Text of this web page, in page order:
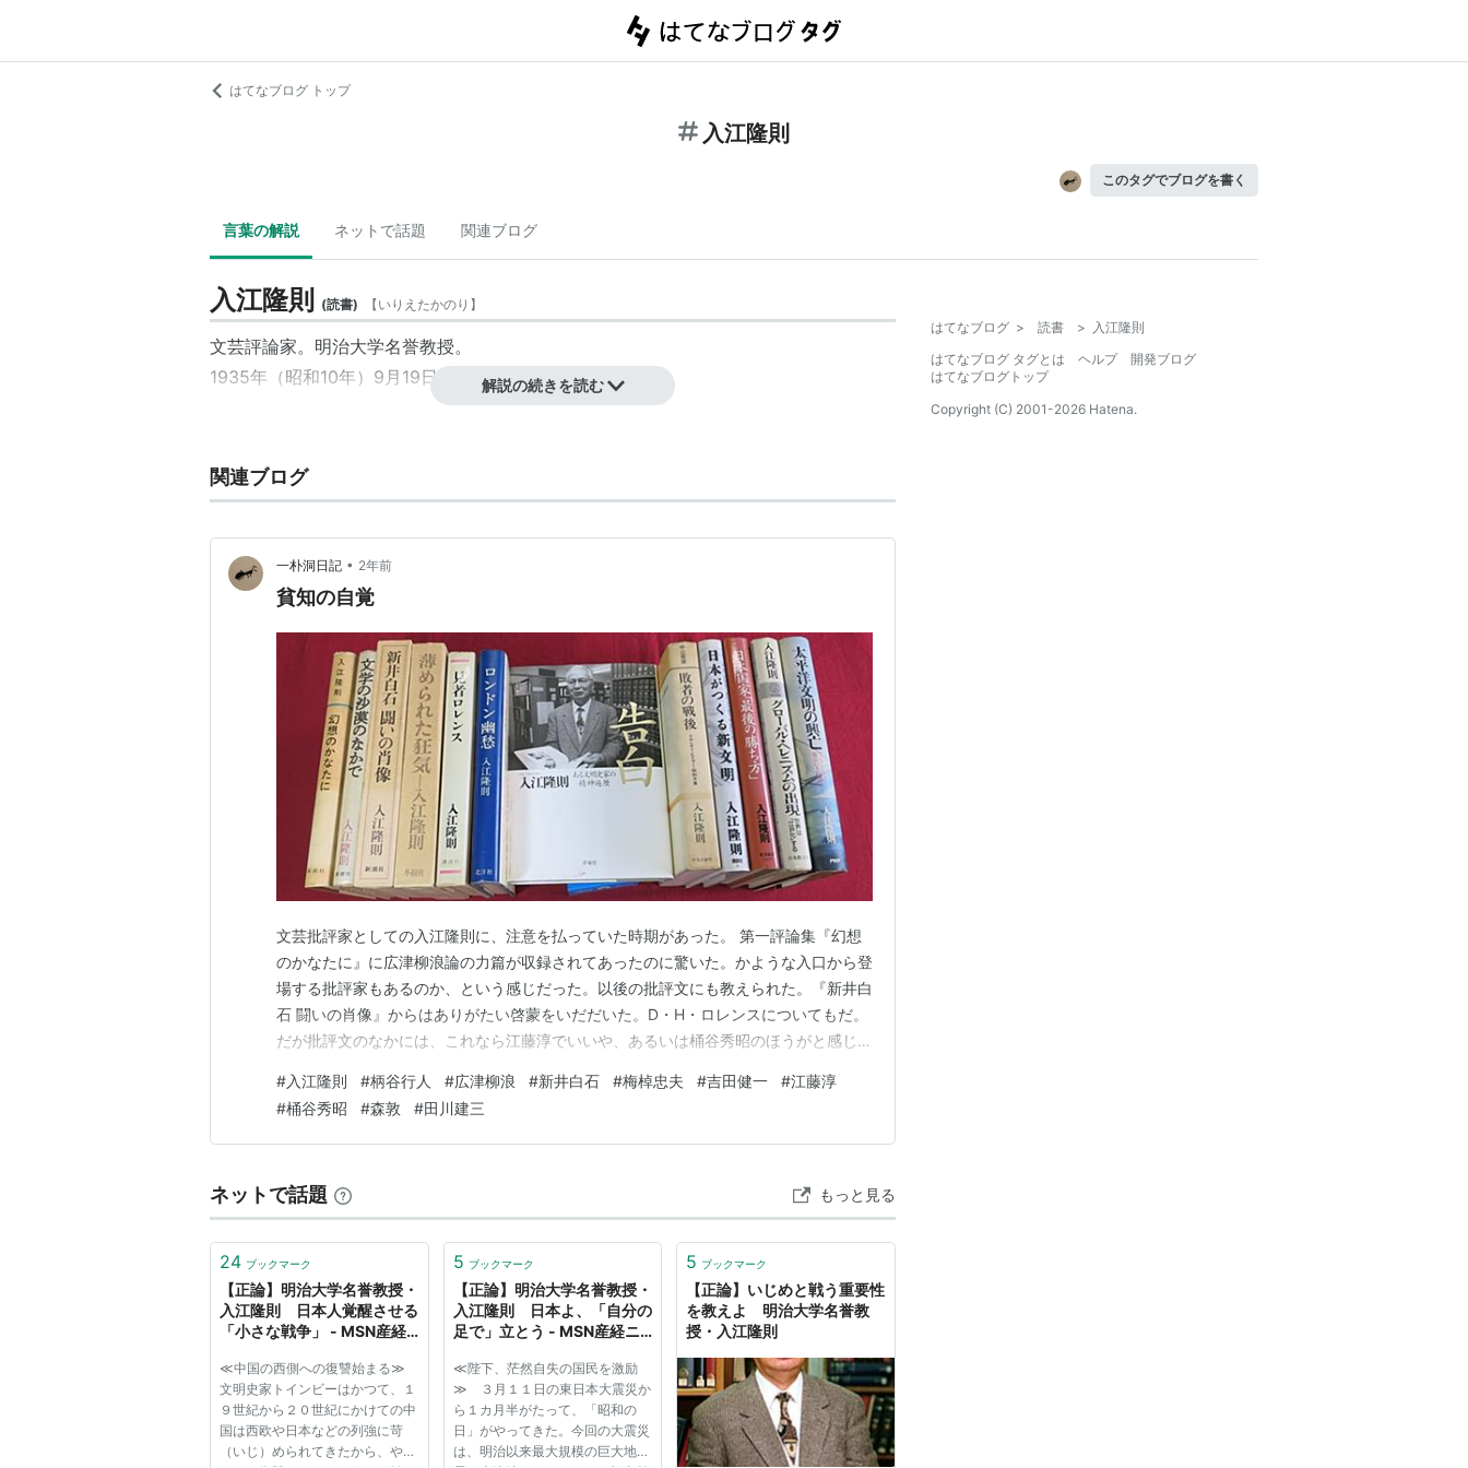
はてなブログ トップ
入江隆則
このタグでブログを書く
言葉の解説 ネットで話題 関連ブログ
入江隆則 (読書) 【いりえたかのり 】
文芸評論家。 明治大学名誉教授。
1935年（昭和10年）9月19日、生まれ。解説の続きを読む
関連ブログ
一朴洞日記 • 2年前
貧知の自覚
文芸批評家としての入江隆則に、注意を払っていた時期があった。 第一評論集『幻想
のかなたに』に広津柳浪論の力篇が収録されてあったのに驚いた。かような入口から登
場する批評家もあるのか、という感じだった。以後の批評文にも教えられた。『新井白
石 闘いの肖像』からはありがたい啓蒙をいだだいた。D・H・ロレンスについてもだ。
だが批評文のなかには、これなら江藤淳でいいや、あるいは桶谷秀昭のほうがと感じさ
江隆則に刮目させられたのは『敗者の戦後』が出たときである。敗戦後の日独比較より
は、第二次大戦敗戦後日本と第一次大戦敗戦後のドイツ…
#入江隆則 #柄谷行人 #広津柳浪 #新井白石 #梅棹忠夫 #吉田健一 #江藤淳
#桶谷秀昭 #森敦 #田川建三
ネットで話題 もっと見る
24 ブックマーク
【正論】明治大学名誉教授・
入江隆則 日本人覚醒させる
「小さな戦争」 - MSN産経
≪中国の西側への復讐始まる≫
文明史家トインビーはかつて、１
９世紀から２０世紀にかけての中
国は西欧や日本などの列強に苛
（いじ）められてきたから、やが
5 ブックマーク
【正論】明治大学名誉教授・
入江隆則 日本よ、「自分の
足で」立とう - MSN産経ニ
≪陛下、茫然自失の国民を激励
≫ ３月１１日の東日本大震災か
ら１カ月半がたって、「昭和の
日」がやってきた。今回の大震災
は、明治以来最大規模の巨大地
5 ブックマーク
【正論】いじめと戦う重要性
を教えよ 明治大学名誉教
授・入江隆則
はてなブログ > 読書 > 入江隆則
はてなブログ タグとは
ヘルプ
開発ブログ
はてなブログトップ
Copyright (C) 2001-2026 Hatena.